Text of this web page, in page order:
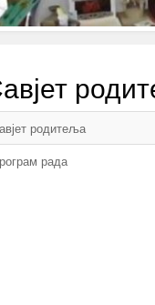
родитеља
рада